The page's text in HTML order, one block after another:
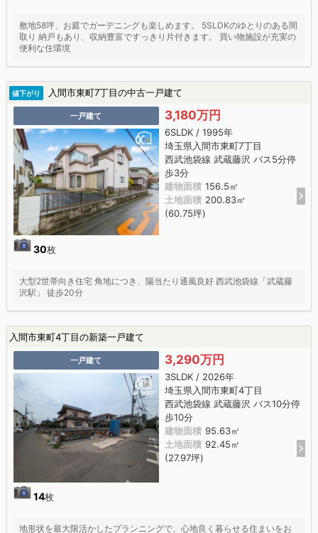
敷地58坪、お庭でガーデニングも楽しめます。 5SLDKのゆとりのある間
取り 納戸もあり、収納豊富ですっきり片付きます。 買い物施設が充実の
便利な住環境
値下がり 入間市東町7丁目の中古一戸建て
一戸建て
30枚
3,180万円
6SLDK / 1995年
埼玉県入間市東町7丁目
西武池袋線 武蔵藤沢 バス5分停
歩3分
建物面積 156.5㎡
土地面積 200.83㎡
(60.75坪)
大型2世帯向き住宅 角地につき、陽当たり通風良好 西武池袋線「武蔵藤
沢駅」 徒歩20分
入間市東町4丁目の新築一戸建て
一戸建て
14枚
3,290万円
3SLDK / 2026年
埼玉県入間市東町4丁目
西武池袋線 武蔵藤沢 バス10分停
歩10分
建物面積 95.63㎡
土地面積 92.45㎡
(27.97坪)
地形状を最大限活かしたプランニングで、心地良く暮らせる住まいをお